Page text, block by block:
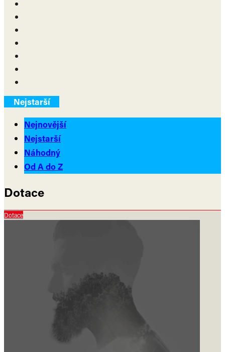
Nejstarší
Nejnovější
Nejstarší
Náhodný
Od A do Z
Dotace
Dotace